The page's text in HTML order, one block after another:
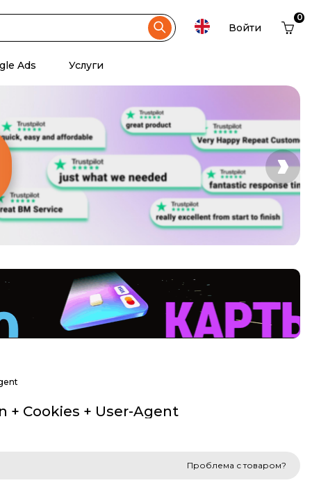
Войти
0
Ads Услуги
+ Cookies + User-Agent
Проблема с товаром?